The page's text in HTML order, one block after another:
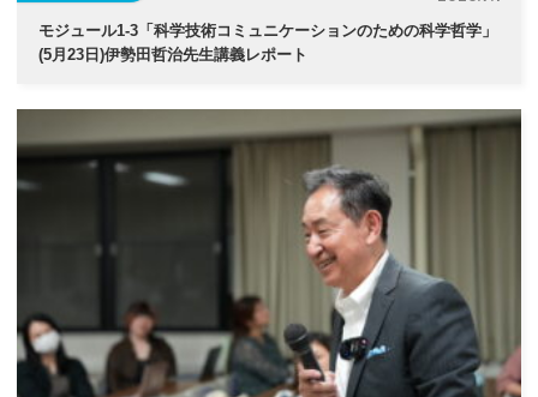
モジュール1-3「科学技術コミュニケーションのための科学哲学」
(5月23日)伊勢⽥哲治先生講義レポート